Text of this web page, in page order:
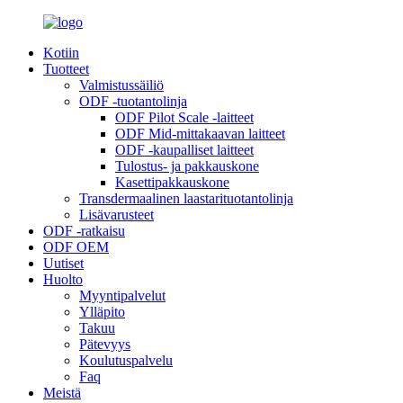
Kotiin
Tuotteet
Valmistussäiliö
ODF -tuotantolinja
ODF Pilot Scale -laitteet
ODF Mid-mittakaavan laitteet
ODF -kaupalliset laitteet
Tulostus- ja pakkauskone
Kasettipakkauskone
Transdermaalinen laastarituotantolinja
Lisävarusteet
ODF -ratkaisu
ODF OEM
Uutiset
Huolto
Myyntipalvelut
Ylläpito
Takuu
Pätevyys
Koulutuspalvelu
Faq
Meistä